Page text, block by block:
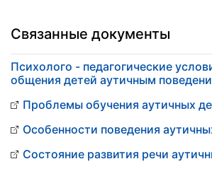
Связанные документы
Психолого - педагогические
общения детей аутичным
Проблемы обучения аутичных
Особенности поведения
Состояние развития речи